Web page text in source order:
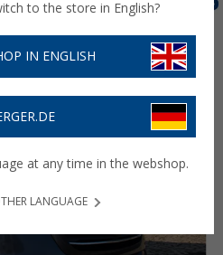
to the store in English?
IN ENGLISH
at any time in the webshop.
LANGUAGE